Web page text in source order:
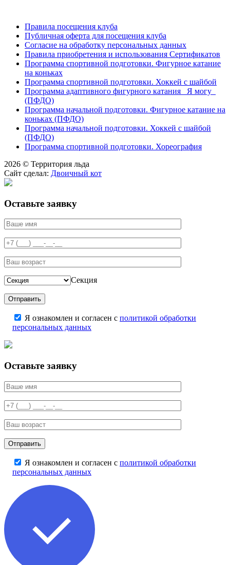
Правила посещения клуба
Публичная оферта для посещения клуба
Согласие на обработку персональных данных
Правила приобретения и использования Сертификатов
Программа спортивной подготовки. Фигурное катание
на коньках
Программа спортивной подготовки. Хоккей с шайбой
Программа адаптивного фигурного катания _Я могу_
(ПФДО)
Программа начальной подготовки. Фигурное катание на
коньках (ПФДО)
Программа начальной подготовки. Хоккей с шайбой
(ПФДО)
Программа спортивной подготовки. Хореография
2026 © Территория льда
Сайт сделал: Двоичный кот
Оставьте заявку
Секция
Я ознакомлен и согласен с политикой обработки
персональных данных
Оставьте заявку
Я ознакомлен и согласен с политикой обработки
персональных данных